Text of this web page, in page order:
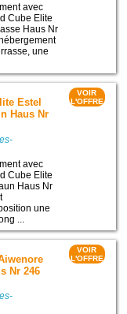
avec
Cube Elite
Haus Nr
une
Estel
Haus Nr
avec
Cube Elite
Haus Nr
une
...
VOIR
L'OFFRE
Nr 246
VOIR
L'OFFRE